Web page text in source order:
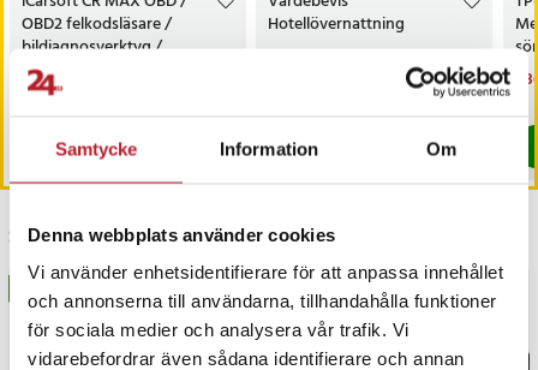
Samtycke Information Om
Denna webbplats använder cookies
Vi använder enhetsidentifierare för att anpassa innehållet
och annonserna till användarna, tillhandahålla funktioner
för sociala medier och analysera vår trafik. Vi
vidarebefordrar även sådana identifierare och annan
OBD2 felkodsläsare /
bildiagnosverktyg /
diagnosverktyg för bil
Nuvarande pris
3 698 kr
3 698 kr
I lager, levereras inom 1-2 vardagar
Köp
Hotellövernattning
I lager, levereras inom 1-2 vardagar
Senast besökta